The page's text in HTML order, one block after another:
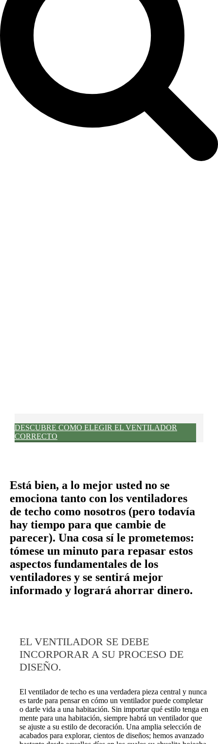
DESCUBRE COMO ELEGIR EL VENTILADOR
CORRECTO
Está bien, a lo mejor usted no se
emociona tanto con los ventiladores
de techo como nosotros (pero todavía
hay tiempo para que cambie de
parecer). Una cosa sí le prometemos:
tómese un minuto para repasar estos
aspectos fundamentales de los
ventiladores y se sentirá mejor
informado y logrará ahorrar dinero.
EL VENTILADOR SE DEBE
INCORPORAR A SU PROCESO DE
DISEÑO.
El ventilador de techo es una verdadera pieza central y nunca
es tarde para pensar en cómo un ventilador puede completar
o darle vida a una habitación. Sin importar qué estilo tenga en
mente para una habitación, siempre habrá un ventilador que
se ajuste a su estilo de decoración. Una amplia selección de
acabados para explorar, cientos de diseños; hemos avanzado